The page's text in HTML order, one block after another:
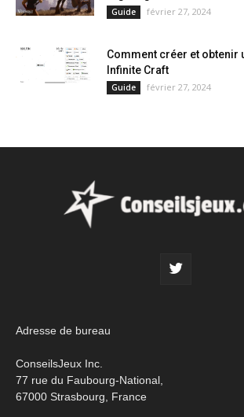
Guide février 27, 2024
Comment créer et obtenir
Infinite Craft
Guide février 27, 2024
Adresse de bureau
ConseilsJeux Inc.
77 rue du Faubourg-National,
67000 Strasbourg, France